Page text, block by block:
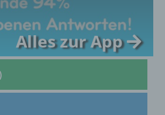
Alles zur App
ist jeder mit oder ohne Hilfe
Verfahren ausgeführte
jede solche Vorgangsreihe im
das Ordnen, die Speicherung,